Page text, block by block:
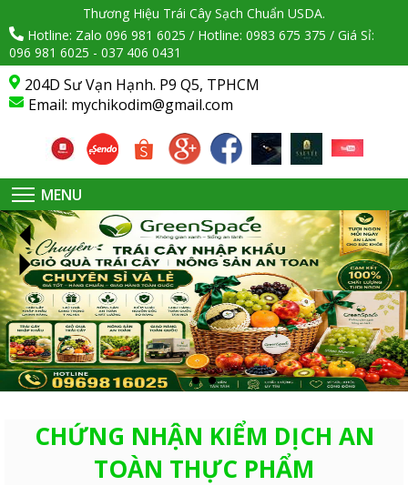
Thương Hiệu Trái Cây Sạch Chuẩn USDA.
Hotline: Zalo 096 981 6025 / Hotline: 0983 675 375 / Giá Sỉ:
096 981 6025 - 037 406 0431
204D Sư Vạn Hạnh. P9 Q5, TPHCM
Email: mychikodim@gmail.com
MENU
CHỨNG NHẬN KIỂM DỊCH AN
TOÀN THỰC PHẨM